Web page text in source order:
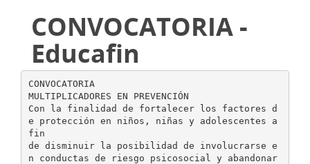
CONVOCATORIA -
Educafin
CONVOCATORIA
MULTIPLICADORES EN PREVENCIÓN
Con la finalidad de fortalecer los factores d
e protección en niños, niñas y adolescentes a
fin
de disminuir la posibilidad de involucrarse e
n conductas de riesgo psicosocial y abandonar